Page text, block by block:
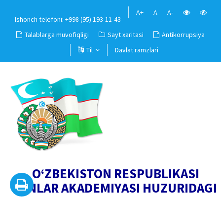
Ishonch telefoni: +998 (95) 193-11-43
A+ A A-
Talablarga muvofiqligi Sayt xaritasi
Antikorrupsiya
Til
Davlat ramzlari
O‘ZBEKISTON RESPUBLIKASI
FANLAR AKADEMIYASI HUZURIDAGI